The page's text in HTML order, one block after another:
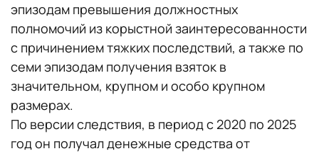
эпизодам превышения должностных
полномочий из корыстной заинтересованности
с причинением тяжких последствий, а также по
семи эпизодам получения взяток в
значительном, крупном и особо крупном
размерах.
По версии следствия, в период с 2020 по 2025
год он получал денежные средства от